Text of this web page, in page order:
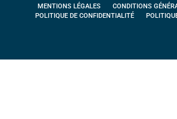
MENTIONS LÉGALES
CONDITIONS
POLITIQUE DE CONFIDENTIALITÉ